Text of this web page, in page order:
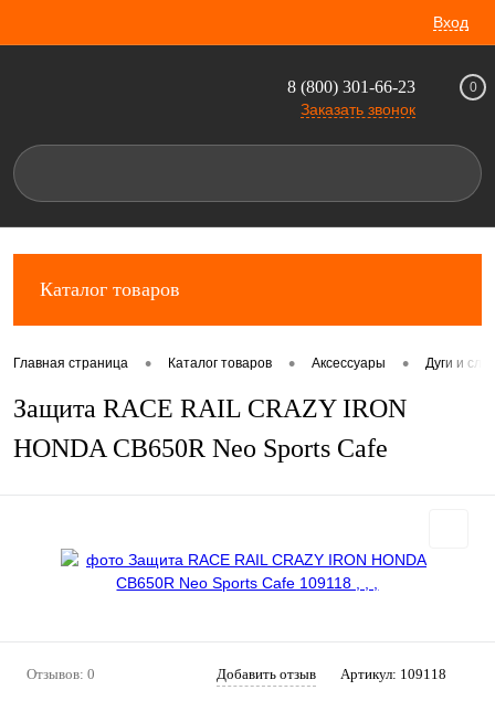
Вход
8 (800) 301-66-23
Заказать звонок
0
Каталог товаров
Главная страница • Каталог товаров • Аксессуары • Дуги и
Защита RACE RAIL CRAZY IRON
HONDA CB650R Neo Sports Cafe
Отзывов: 0 Добавить отзыв Артикул: 109118